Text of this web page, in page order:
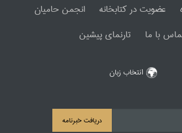
عضویت در کتابخانه
انجمن حامیان
با ما
تارنمای پیشین
انتخاب زبان
دریافت خبرنامه